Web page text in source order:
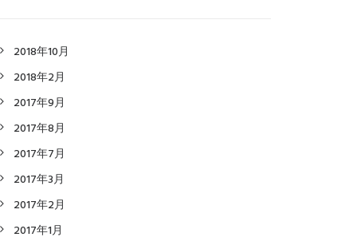
2018年10月
2018年2月
2017年9月
2017年8月
2017年7月
2017年3月
2017年2月
2017年1月